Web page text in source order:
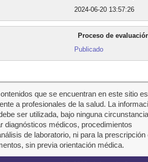
2024-06-20 13:57:26
Proceso de
Publicado
que se encuentran en este sitio
a profesionales de la salud. La
ser utilizada, bajo ninguna
diagnósticos médicos, procedimientos
de laboratorio, ni para la prescripción
sin previa orientación médica.